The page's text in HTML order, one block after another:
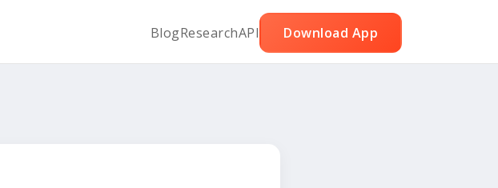
BlogResearchAPI Download App